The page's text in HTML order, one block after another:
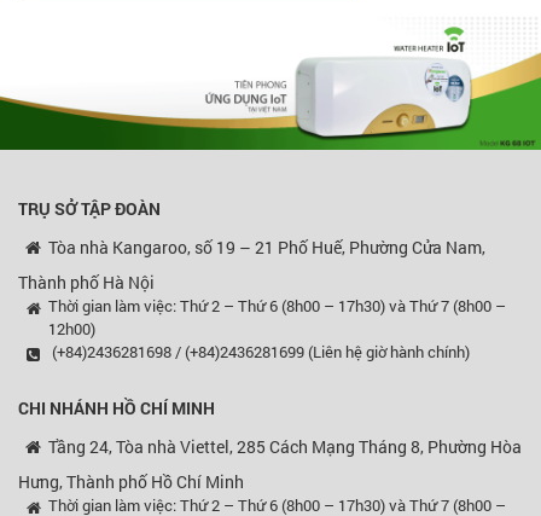
TRỤ SỞ TẬP ĐOÀN
Tòa nhà Kangaroo, số 19 – 21 Phố Huế, Phường Cửa Nam,
Thành phố Hà Nội
Thời gian làm việc: Thứ 2 – Thứ 6 (8h00 – 17h30) và Thứ 7 (8h00 –
12h00)
(+84)2436281698 / (+84)2436281699 (Liên hệ giờ hành chính)
CHI NHÁNH HỒ CHÍ MINH
Tầng 24, Tòa nhà Viettel, 285 Cách Mạng Tháng 8, Phường Hòa
Hưng, Thành phố Hồ Chí Minh
Thời gian làm việc: Thứ 2 – Thứ 6 (8h00 – 17h30) và Thứ 7 (8h00 –